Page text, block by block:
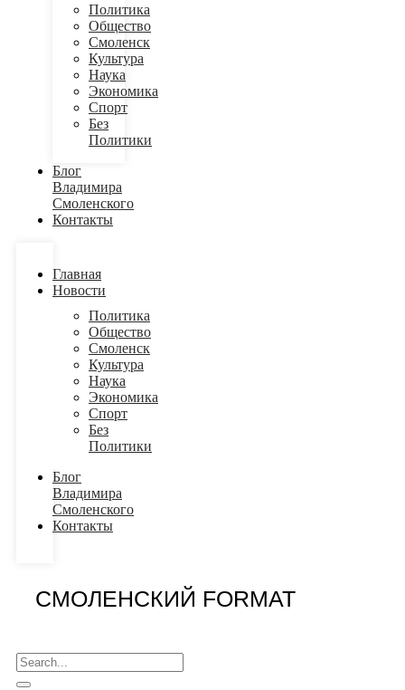
Политика
Общество
Смоленск
Культура
Наука
Экономика
Спорт
Без
Политики
Блог
Владимира
Смоленского
Контакты
Главная
Новости
Политика
Общество
Смоленск
Культура
Наука
Экономика
Спорт
Без
Политики
Блог
Владимира
Смоленского
Контакты
СМОЛЕНСКИЙ FORMAT